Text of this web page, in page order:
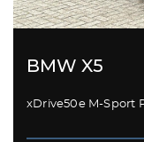
BMW X5
xDrive50e M-Sport